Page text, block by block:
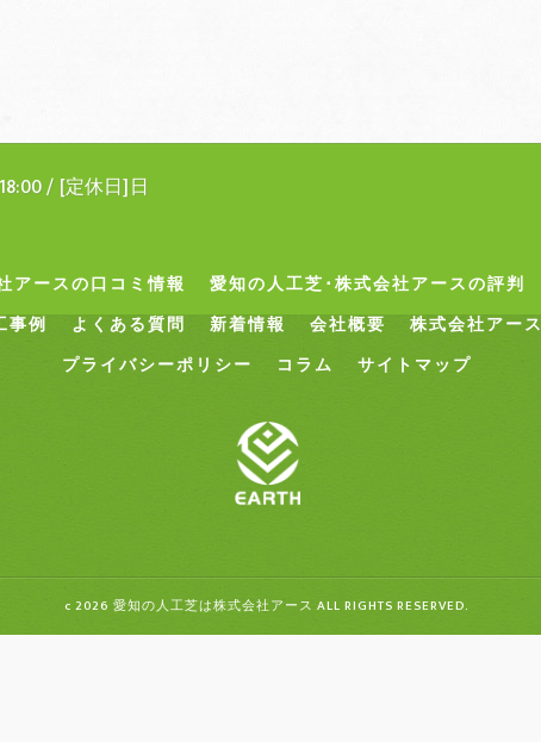
/ [定休日]日
アースの口コミ情報 愛知の人工芝･株式会社アースの評判
事例 よくある質問 新着情報 会社概要 株式会社アース
プライバシーポリシー
コラム サイトマップ
c 2026 愛知の人工芝は株式会社アース ALL RIGHTS RESERVED.